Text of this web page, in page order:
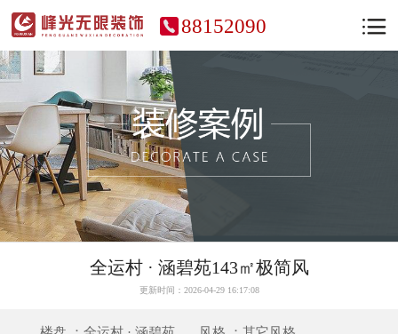
88152090
全运村 · 涵碧苑143㎡极简风
更新时间：2026-04-29 16:17:08